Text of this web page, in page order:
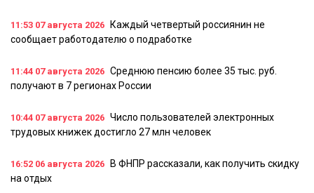
11:53 07 августа 2026
Каждый четвертый россиянин не
сообщает работодателю о подработке
11:44 07 августа 2026 Среднюю пенсию более 35 тыс. руб.
получают в 7 регионах России
10:44 07 августа 2026 Число пользователей электронных
трудовых книжек достигло 27 млн человек
16:52 06 августа 2026
В ФНПР рассказали, как получить скидку
на отдых